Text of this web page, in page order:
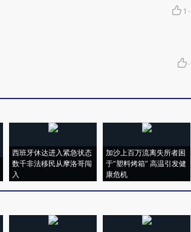
1 ·
·
西班牙休达进入紧急状态
数千非法移民从摩洛哥闯
入
加沙上百万流离失所者困
于“塑料烤箱” 高温引发健
康危机